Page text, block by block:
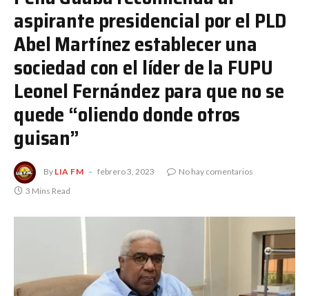
aspirante presidencial por el PLD
Abel Martínez establecer una
sociedad con el líder de la FUPU
Leonel Fernández para que no se
quede “oliendo donde otros
guisan”
By LIA FM febrero 3, 2023
No hay comentarios
3 Mins Read